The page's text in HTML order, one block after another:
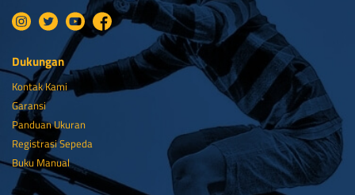
Dukungan
Kontak Kami
Garansi
Panduan Ukuran
Registrasi Sepeda
Buku Manual